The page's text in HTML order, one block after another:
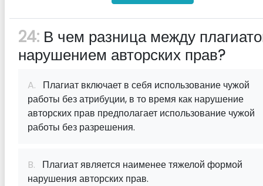
24: В чем разница между
нарушением авторских прав?
A. Плагиат включает в себя использование чужой
работы без атрибуции, в то время как нарушение
авторских прав предполагает использование чужой
работы без разрешения.
B. Плагиат является наименее тяжелой формой
нарушения авторских прав.